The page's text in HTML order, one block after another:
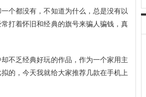
个都没有，不知道为什么，总是没有以
打着怀旧和经典的旗号来骗人骗钱，真
不乏经典好玩的作品，作为一个家用主
的，今天我就给大家推荐几款在手机上